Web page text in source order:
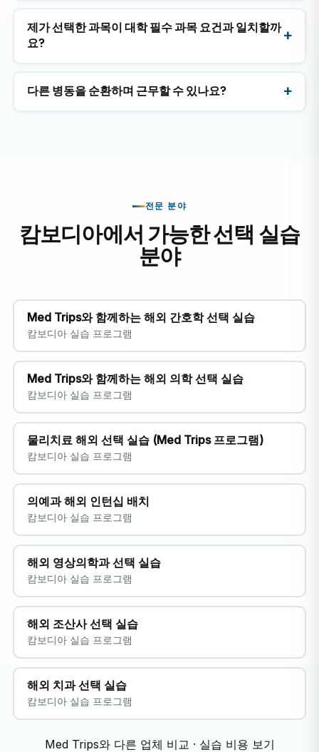
제가 선택한 과목이 대학 필수 과목 요건과 일치할까
요?
다른 병동을 순환하며 근무할 수 있나요?
전문 분야
캄보디아에서 가능한 선택 실습
분야
Med Trips와 함께하는 해외 간호학 선택 실습
캄보디아 실습 프로그램
Med Trips와 함께하는 해외 의학 선택 실습
캄보디아 실습 프로그램
물리치료 해외 선택 실습 (Med Trips 프로그램)
캄보디아 실습 프로그램
의예과 해외 인턴십 배치
캄보디아 실습 프로그램
해외 영상의학과 선택 실습
캄보디아 실습 프로그램
해외 조산사 선택 실습
캄보디아 실습 프로그램
해외 치과 선택 실습
캄보디아 실습 프로그램
Med Trips와 다른 업체 비교 · 실습 비용 보기